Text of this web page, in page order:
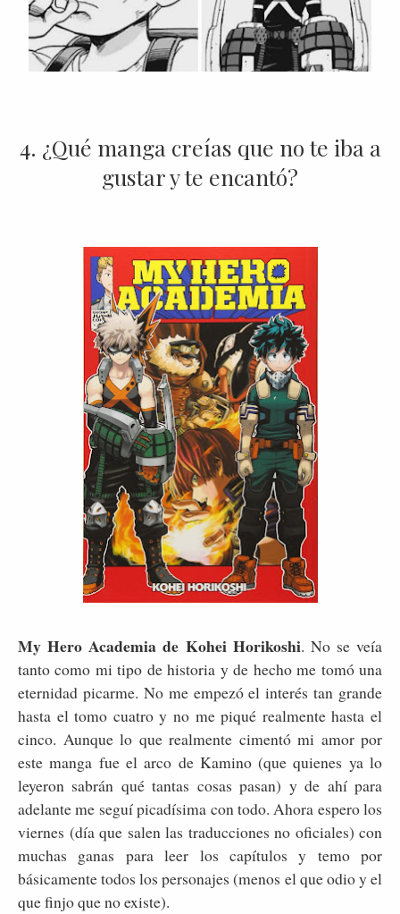
4. ¿Qué manga creías que no te iba a
gustar y te encantó?
My Hero Academia de Kohei Horikoshi. No se veía
tanto como mi tipo de historia y de hecho me tomó una
eternidad picarme. No me empezó el interés tan grande
hasta el tomo cuatro y no me piqué realmente hasta el
cinco. Aunque lo que realmente cimentó mi amor por
este manga fue el arco de Kamino (que quienes ya lo
leyeron sabrán qué tantas cosas pasan) y de ahí para
adelante me seguí picadísima con todo. Ahora espero los
viernes (día que salen las traducciones no oficiales) con
muchas ganas para leer los capítulos y temo por
básicamente todos los personajes (menos el que odio y el
que finjo que no existe).